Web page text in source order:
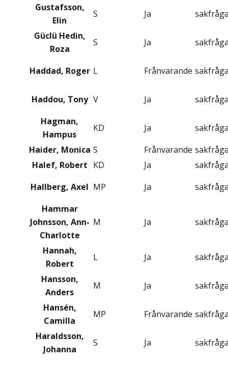
Gustafsson,
Elin
S Ja
Güclü Hedin,
Roza
S Ja
Haddad, Roger L Frånvarande
Haddou, Tony V Ja
Hagman,
Hampus
KD Ja
Haider, Monica S Frånvarande
Halef, Robert KD Ja
Hallberg, Axel MP Ja
Hammar
Johnsson, Ann-
Charlotte
M Ja
Hannah,
Robert
L Ja
Hansson,
Anders
M Ja
Hansén,
Camilla
MP Frånvarande
Haraldsson,
Johanna
S Ja